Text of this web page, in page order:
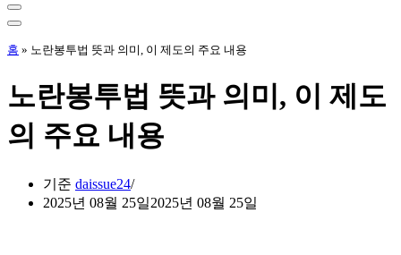
내
비
게
메
뉴
내
비
션
메
뉴
홈 » 노란봉투법 뜻과 의미, 이 제도의 주요 내용
노란봉투법 뜻과 의미, 이 제도
의 주요 내용
기준 daissue24
2025년 08월 25일2025년 08월 25일